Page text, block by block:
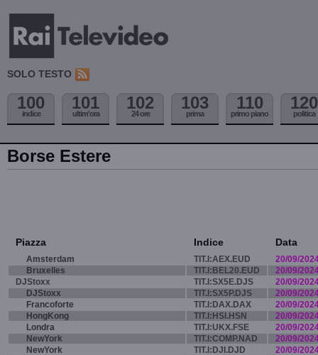
SOLO TESTO
100
indice
101
ultim'ora
102
24 ore
103
prima
110
primo piano
120
politica
Borse Estere
Piazza Indice Data
Amsterdam TIT.I:AEX.EUD
20/09/
Bruxelles
TIT.I:BEL20.EUD
20/09/
DJStoxx
TIT.I:SX5E.DJS
20/09/
DJStoxx
TIT.I:SX5P.DJS
20/09/
Francoforte
TIT.I:DAX.DAX
20/09/
HongKong
TIT.I:HSI.HSN
20/09/
Londra
TIT.I:UKX.FSE
20/09/
NewYork
TIT.I:COMP.NAD
20/09/
NewYork
TIT.I:DJI.DJD
20/09/